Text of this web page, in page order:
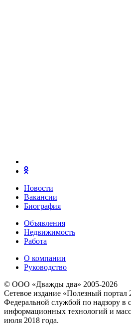
Новости
Вакансии
Биография
Объявления
Недвижимость
Работа
О компании
Руководство
© ООО «Дважды два» 2005-2026
Сетевое издание «Полезный портал
Федеральной службой по надзору в
информационных технологий и
июля 2018 года.